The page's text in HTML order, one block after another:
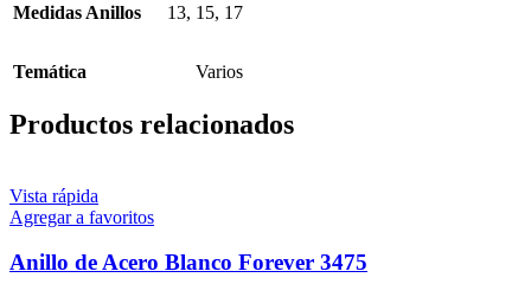
Medidas Anillos 13, 15, 17
Temática Varios
Productos relacionados
Vista rápida
Agregar a favoritos
Anillo de Acero Blanco Forever 3475